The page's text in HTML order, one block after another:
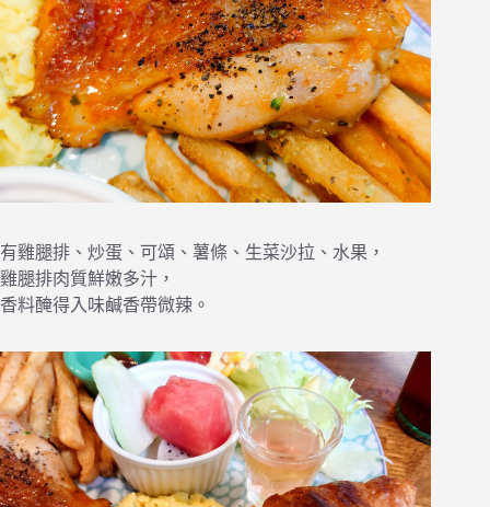
有雞腿排、炒蛋、可頌、薯條、生菜沙拉、水果，
雞腿排肉質鮮嫩多汁，
香料醃得入味鹹香帶微辣。